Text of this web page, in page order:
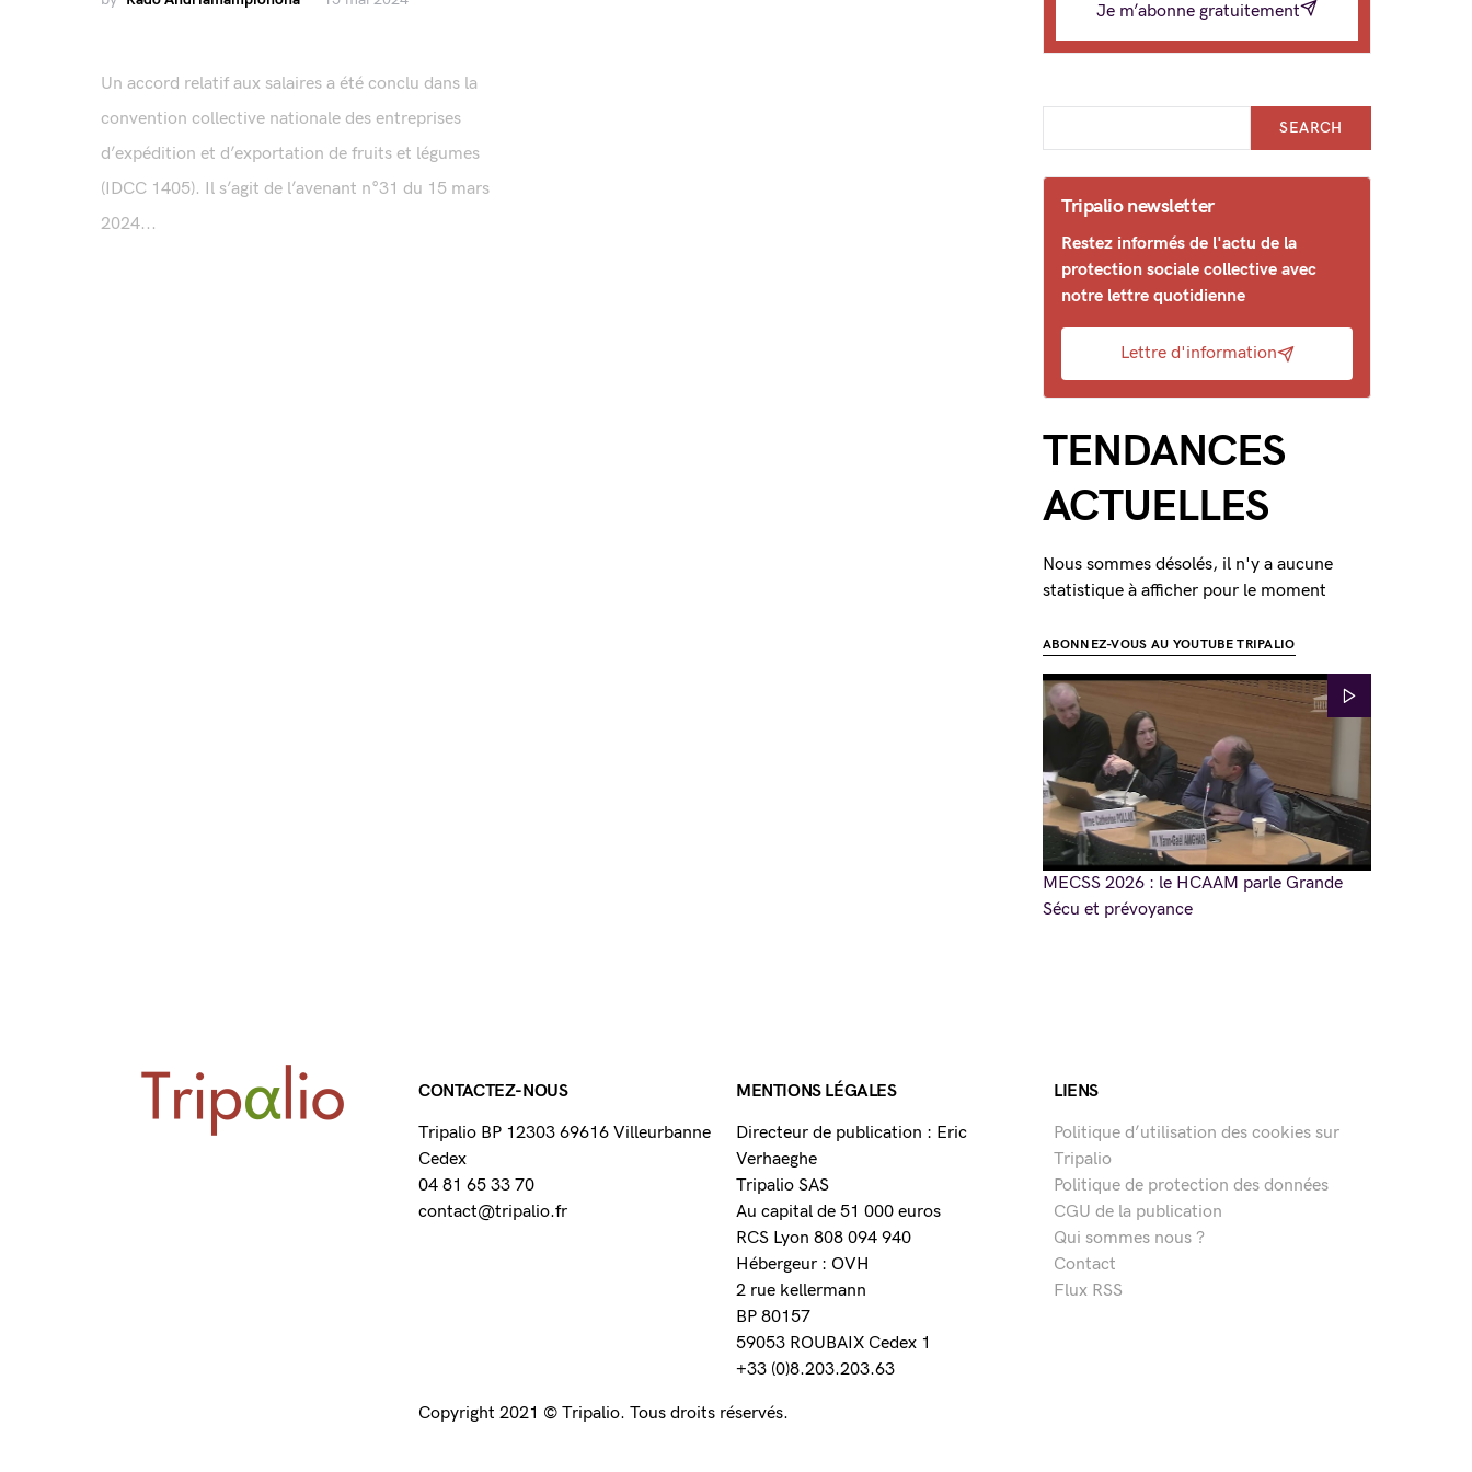
Un accord relatif aux salaires a été conclu dans la
convention collective nationale des entreprises
d’expédition et d’exportation de fruits et légumes
(IDCC 1405). Il s’agit de l’avenant n°31 du 15 mars
2024...
Je m’abonne gratuitement
SEARCH
Tripalio newsletter
Restez informés de l'actu de la
protection sociale collective avec
notre lettre quotidienne
Lettre d'information
TENDANCES
ACTUELLES
Nous sommes désolés, il n'y a aucune
statistique à afficher pour le moment
ABONNEZ-VOUS AU YOUTUBE TRIPALIO
MECSS 2026 : le HCAAM parle Grande
Sécu et prévoyance
CONTACTEZ-NOUS
Tripalio BP 12303 69616 Villeurbanne
Cedex
04 81 65 33 70
contact@tripalio.fr
MENTIONS LÉGALES
Directeur de publication : Eric
Verhaeghe
Tripalio SAS
Au capital de 51 000 euros
RCS Lyon 808 094 940
Hébergeur : OVH
2 rue kellermann
BP 80157
59053 ROUBAIX Cedex 1
+33 (0)8.203.203.63
LIENS
Politique d’utilisation des cookies sur
Tripalio
Politique de protection des données
CGU de la publication
Qui sommes nous ?
Contact
Flux RSS
Copyright 2021 © Tripalio. Tous droits réservés.